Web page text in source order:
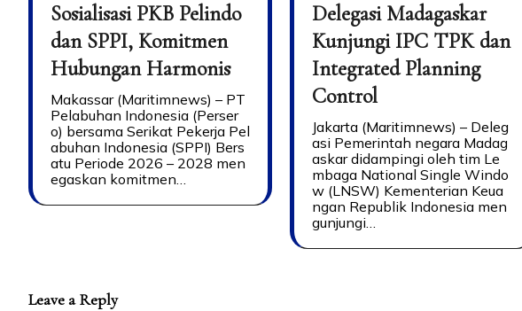
Sosialisasi PKB Pelindo
dan SPPI, Komitmen
Hubungan Harmonis
Makassar (Maritimnews) – PT
Pelabuhan Indonesia (Perser
o) bersama Serikat Pekerja Pel
abuhan Indonesia (SPPI) Bers
atu Periode 2026 – 2028 men
egaskan komitmen…
Delegasi Madagaskar
Kunjungi IPC TPK dan
Integrated Planning
Control
Jakarta (Maritimnews) – Deleg
asi Pemerintah negara Madag
askar didampingi oleh tim Le
mbaga National Single Windo
w (LNSW) Kementerian Keua
ngan Republik Indonesia men
gunjungi…
Leave a Reply